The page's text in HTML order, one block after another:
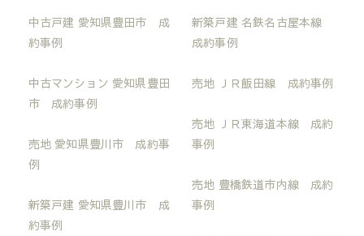
中古戸建 愛知県豊田市 成
約事例
中古マンション 愛知県豊田
市 成約事例
売地 愛知県豊川市 成約事
例
新築戸建 愛知県豊川市 成
約事例
新築戸建 名鉄名古屋本線
成約事例
売地 ＪＲ飯田線 成約事例
売地 ＪＲ東海道本線 成約
事例
売地 豊橋鉄道市内線 成約
事例